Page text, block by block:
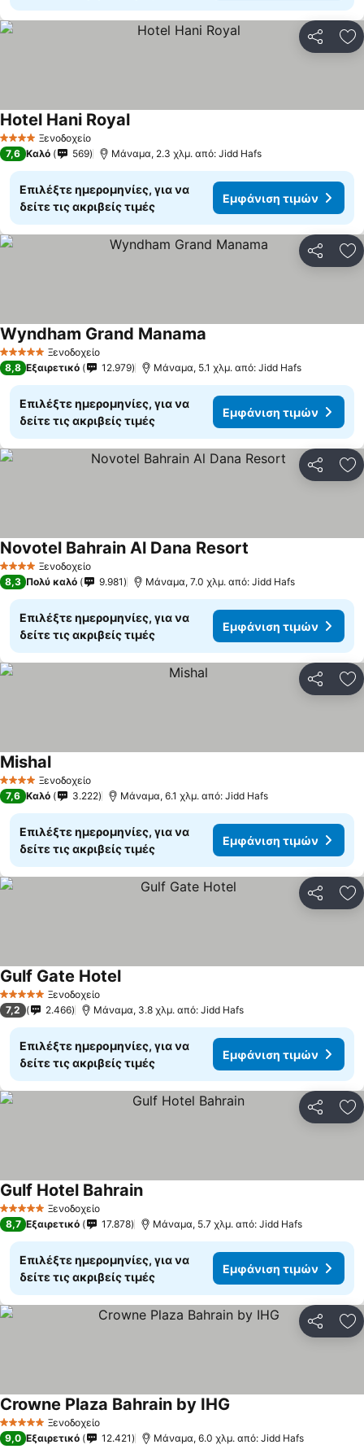
4 ΑστέριαΞενοδοχείο
Hotel Hani RoyalΕμφάνιση τιμών
7,6 Καλό 569 Μάναμα, 2.3 χλμ. από: Jidd Hafs
Επιλέξτε ημερομηνίες, για να
δείτε τις ακριβείς τιμές
Εμφάνιση τιμών
5 Αστέρια Ξενοδοχείο
Wyndham Grand Manama
8,8 Εξαιρετικό 12.979 Μάναμα, 5.1 χλμ. από: Jidd Hafs
Επιλέξτε ημερομηνίες, για να
δείτε τις ακριβείς τιμές
Εμφάνιση τιμών
4 ΑστέριαΞενοδοχείο
Novotel Bahrain Al Dana Resort
8,3 Πολύ καλό 9.981 Μάναμα, 7.0 χλμ. από: Jidd Hafs
Επιλέξτε ημερομηνίες, για να
δείτε τις ακριβείς τιμές
Εμφάνιση τιμών
4 ΑστέριαΞενοδοχείο
MishalΕμφάνιση τιμών
7,6 Καλό 3.222 Μάναμα, 6.1 χλμ. από: Jidd Hafs
Επιλέξτε ημερομηνίες, για να
δείτε τις ακριβείς τιμές
Εμφάνιση τιμών
5 Αστέρια Ξενοδοχείο
Gulf Gate HotelΕμφάνιση τιμών
7,2 2.466 Μάναμα, 3.8 χλμ. από: Jidd Hafs
Επιλέξτε ημερομηνίες, για να
δείτε τις ακριβείς τιμές
Εμφάνιση τιμών
5 Αστέρια Ξενοδοχείο
Gulf Hotel BahrainΕμφάνιση τιμών
8,7 Εξαιρετικό 17.878 Μάναμα, 5.7 χλμ. από: Jidd Hafs
Επιλέξτε ημερομηνίες, για να
δείτε τις ακριβείς τιμές
Εμφάνιση τιμών
5 Αστέρια Ξενοδοχείο
Crowne Plaza Bahrain by IHG
9,0 Εξαιρετικό 12.421 Μάναμα, 6.0 χλμ. από: Jidd Hafs